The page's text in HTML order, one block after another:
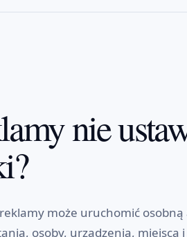
nie
może uruchomić
osoby, urządzenia, miejsca